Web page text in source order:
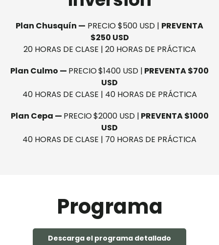
Plan Chusquín — PRECIO $500 USD | PREVENTA
$250 USD
20 HORAS DE CLASE | 20 HORAS DE PRÁCTICA
Plan Culmo — PRECIO$1400 USD | PREVENTA $700
USD
40 HORAS DE CLASE | 40 HORAS DE PRÁCTICA
Plan Cepa — PRECIO$2000 USD | PREVENTA $1000
USD
40 HORAS DE CLASE | 70 HORAS DE PRÁCTICA
Programa
Descarga el programa detallado